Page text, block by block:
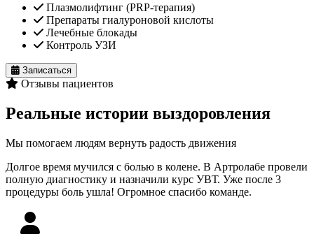
Плазмолифтинг (PRP-терапия)
Препараты гиалуроновой кислоты
Лечебные блокады
Контроль УЗИ
Записаться
Отзывы пациентов
Реальные истории выздоровления
Мы помогаем людям вернуть радость движения
Долгое время мучился с болью в колене. В Артролабе провели
полную диагностику и назначили курс УВТ. Уже после 3
процедуры боль ушла! Огромное спасибо команде.